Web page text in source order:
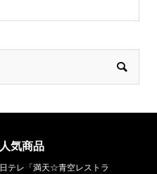
人気商品
日テレ「満天☆青空レストラ